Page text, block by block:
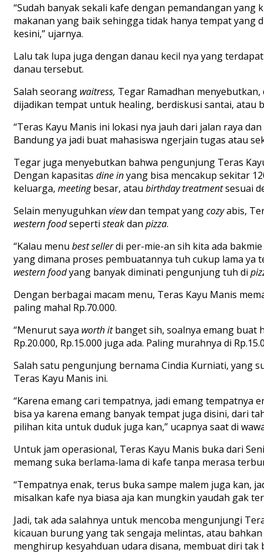
“Sudah banyak sekali kafe dengan pemandangan
makanan yang baik sehingga tidak hanya tempat yang
kesini,” ujarnya.
Lalu tak lupa juga dengan danau kecil nya yang
danau tersebut.
Salah seorang waitress, Tegar Ramadhan
dijadikan tempat untuk healing, berdiskusi santai, atau
“Teras Kayu Manis ini lokasi nya jauh dari jalan raya
Bandung ya jadi buat mahasiswa ngerjain tugas atau
Tegar juga menyebutkan bahwa pengunjung Teras
Dengan kapasitas dineinyang bisa mencakup sekitar
keluarga, meetingbesar, atau birthdaytreatmentsesuai
Selain menyuguhkan viewdan tempat yangcozyabis,
westernfoodseperti steakdan pizza.
“Kalau menu bestsellerdi per-mie-an sih kita ada
yang dimana proses pembuatannya tuh cukup lama
westernfoodyang banyak diminati pengunjung tuh di
Dengan berbagai macam menu, Teras Kayu Manis
paling mahal Rp.70.000.
“Menurut saya worthitbanget sih, soalnya emang buat
Rp.20.000, Rp.15.000 juga ada. Paling murahnya di
Salah satu pengunjung bernama Cindia Kurniati, yang
Teras Kayu Manis ini.
“Karena emang cari tempatnya, jadi emang
bisa ya karena emang banyak tempat juga disini, dari
pilihan kita untuk duduk juga kan,” ucapnya saat di
Untuk jam operasional, Teras Kayu Manis buka dari
memang suka berlama-lama di kafe tanpa merasa
“Tempatnya enak, terus buka sampe malem juga kan,
misalkan kafe nya biasa aja kan mungkin yaudah gak
Jadi, tak ada salahnya untuk mencoba mengunjungi
kicauan burung yang tak sengaja melintas, atau
menghirup kesyahduan udara disana, membuat diri